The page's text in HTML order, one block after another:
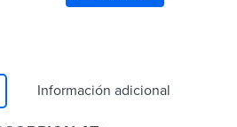
Información adicional